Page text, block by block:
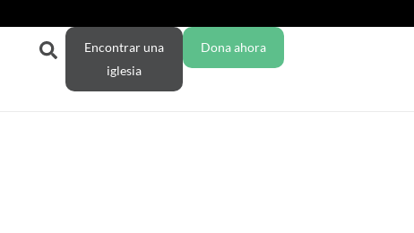
Encontrar una
iglesia
Dona ahora